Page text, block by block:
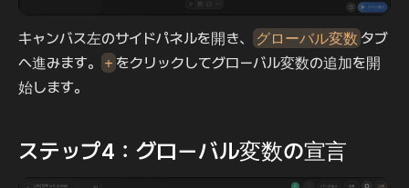
キャンバス左のサイドパネルを開き、 グローバル変数 タブ
へ進みます。
+ をクリックしてグローバル変数の追加を開
始します。
ステップ4：グローバル変数の宣言